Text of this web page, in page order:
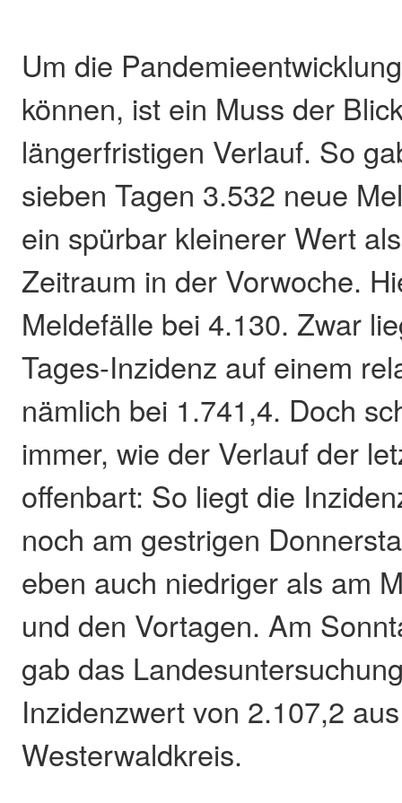
Um die
können, ist ein Muss der
längerfristigen Verlauf. So
sieben Tagen 3.532 neue
ein spürbar kleinerer Wert
Zeitraum in der Vorwoche.
Meldefälle bei 4.130. Zwar
Tages-Inzidenz auf einem
nämlich bei 1.741,4. Doch
immer, wie der Verlauf der
offenbart: So liegt die
noch am gestrigen
eben auch niedriger als am
und den Vortagen. Am
gab das
Inzidenzwert von 2.107,2
Westerwaldkreis.